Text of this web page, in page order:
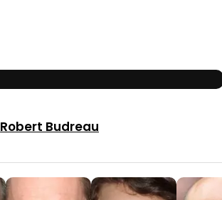
Robert Budreau